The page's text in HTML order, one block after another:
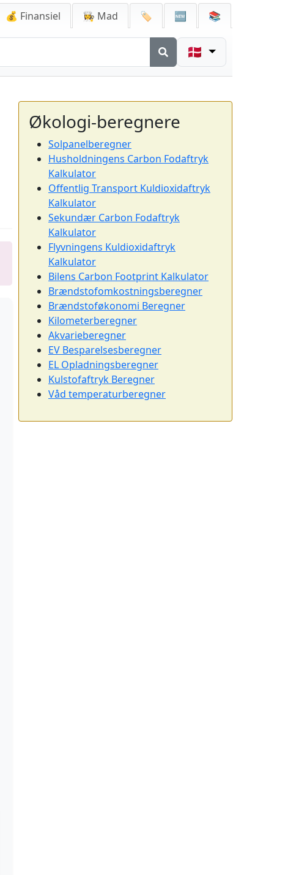
💰 Finansiel 👩‍🍳 Mad 🏷️ 🆕 📚
🇩🇰
Økologi-beregnere
Solpanelberegner
Husholdningens Carbon Fodaftryk
Kalkulator
Offentlig Transport Kuldioxidaftryk
Kalkulator
Sekundær Carbon Fodaftryk
Kalkulator
Flyvningens Kuldioxidaftryk
Kalkulator
Bilens Carbon Footprint Kalkulator
Brændstofomkostningsberegner
Brændstoføkonomi Beregner
Kilometerberegner
Akvarieberegner
EV Besparelsesberegner
EL Opladningsberegner
Kulstofaftryk Beregner
Våd temperaturberegner